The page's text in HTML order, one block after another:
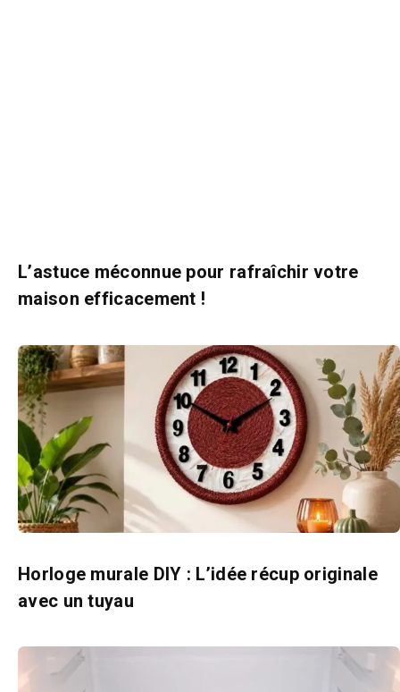
L’astuce méconnue pour rafraîchir votre
maison efficacement !
Horloge murale DIY : L’idée récup originale
avec un tuyau